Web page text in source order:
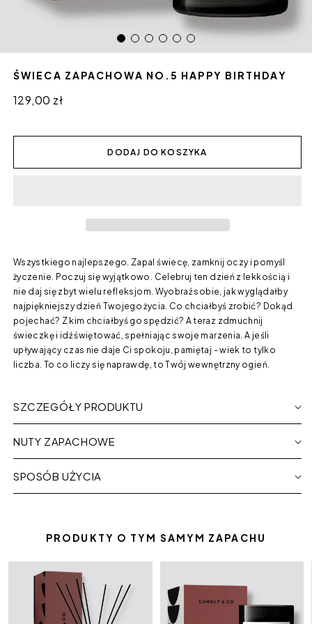
ŚWIECA ZAPACHOWA NO.5 HAPPY BIRTHDAY
Cena
129,00 zł
DODAJ DO KOSZYKA
Wszystkiego najlepszego. Zapal świecę, zamknij oczy i pomyśl
życzenie. Poczuj się wyjątkowo. Celebruj ten dzień z lekkością i
nie daj się zbyt wielu refleksjom. Wyobraź sobie, jak wyglądałby
najpiękniejszy dzień Twojego życia. Co chciałbyś zrobić? Dokąd
pojechać? Z kim chciałbyś go spędzić? A teraz zdmuchnij
świeczkę i idź świętować, spełniając swoje marzenia. A jeśli
upływający czas nie daje Ci spokoju, pamiętaj - wiek to tylko
liczba. To co liczy się naprawdę, to Twój wewnętrzny ogień.
SZCZEGÓŁY PRODUKTU
NUTY ZAPACHOWE
SPOSÓB UŻYCIA
PRODUKTY O TYM SAMYM ZAPACHU
Dyfuzor
Bergamotka
zapachowa
No.5